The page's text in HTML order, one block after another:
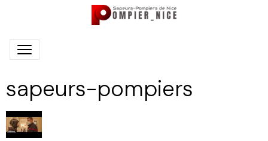
sapeurs-pompiers